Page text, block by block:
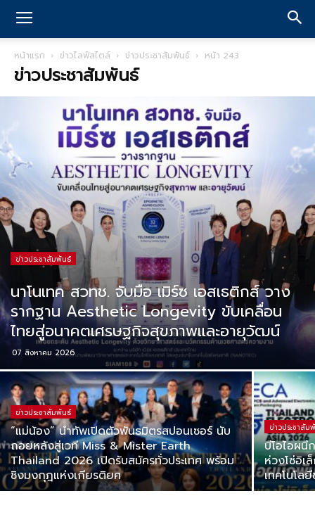
หน้าแรก ข่าวไลฟ์สไตล์ ข่าวประชาสัมพันธ์ หน้า 243
ข่าวประชาสัมพันธ์
ข่าวประชาสัมพันธ์
นาโนเทค สวทช. จับมือ เมิร์ซ เอสเธติกส์ วาง
รากฐาน Aesthetic Longevity ขับเคลื่อน
ไทยสู่อนาคตเศรษฐกิจสุขภาพและอายุวัฒน์
07 สิงหาคม 2026
ข่าวประชาสัมพันธ์
“แม่น้อง” นำทัพเปิดตัวพันธมิตรสปอนเซอร์ นับ
ถอยหลังสู่เวที Miss & Mister Earth
Thailand 2026 เปิดรับสมัครทั่วประเทศ พร้อม
ชิงมงกุฎแห่งเกียรติยศ
ข่าวประชาสัม
บีโอไอผ
ห่วงโซ่อิ
เทคโนโล